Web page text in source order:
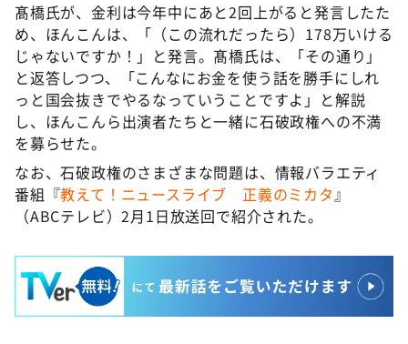
髙橋氏が、金利は今年中にあと2回上がると発言したた
め、ほんこんは、「（この流れだったら）178万いける
じゃないですか！」と発言。髙橋氏は、「その通り」
と返答しつつ、「こんなにお金を使う話を勝手にしれ
っと国会抜きでやるなっていうことですよ」と解説
し、ほんこんら出演者たちと一緒に石破政権への不満
を募らせた。
なお、石破政権のさまざまな問題は、情報バラエティ
番組『教えて！ニュースライブ 正義のミカタ』
（ABCテレビ）2月1日放送回で紹介された。